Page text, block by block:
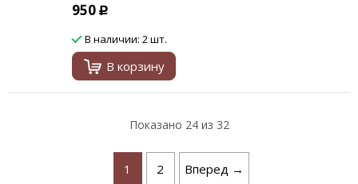
950 Р
В наличии: 2 шт.
В корзину
Показано 24из 32
1 2 Вперед →